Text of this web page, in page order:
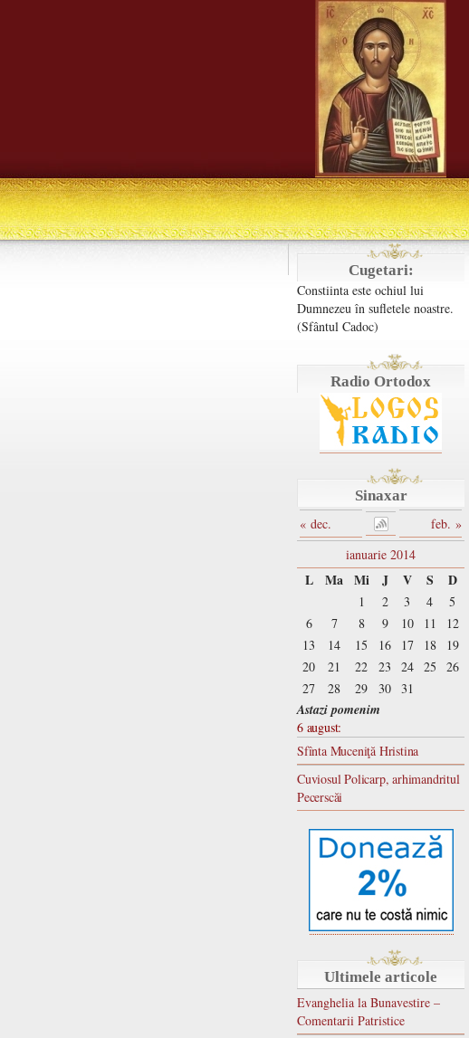
Cugetari:
Constiinta este ochiul lui
Dumnezeu în sufletele noastre.
(Sfântul Cadoc)
Radio Ortodox
Sinaxar
« dec.
feb. »
ianuarie 2014
L Ma Mi J V S D
1 2 3 4
5
6
7 8 9 10 11
12
13
14 15 16 17 18
19
20
21 22 23 24 25
26
27
28 29 30 31
Astazi pomenim
6 august:
Sfînta Muceniţă Hristina
Cuviosul Policarp, arhimandritul
Pecerscăi
Ultimele articole
Evanghelia la Bunavestire –
Comentarii Patristice